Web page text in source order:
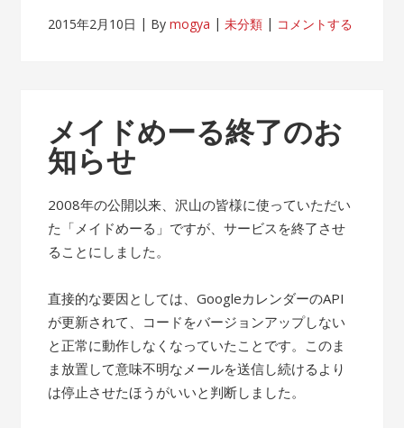
2015年2月10日 Bymogya 未分類 コメントする
メイドめーる終了のお
知らせ
2008年の公開以来、沢山の皆様に使っていただい
た「メイドめーる」ですが、サービスを終了させ
ることにしました。
直接的な要因としては、GoogleカレンダーのAPI
が更新されて、コードをバージョンアップしない
と正常に動作しなくなっていたことです。このま
ま放置して意味不明なメールを送信し続けるより
は停止させたほうがいいと判断しました。